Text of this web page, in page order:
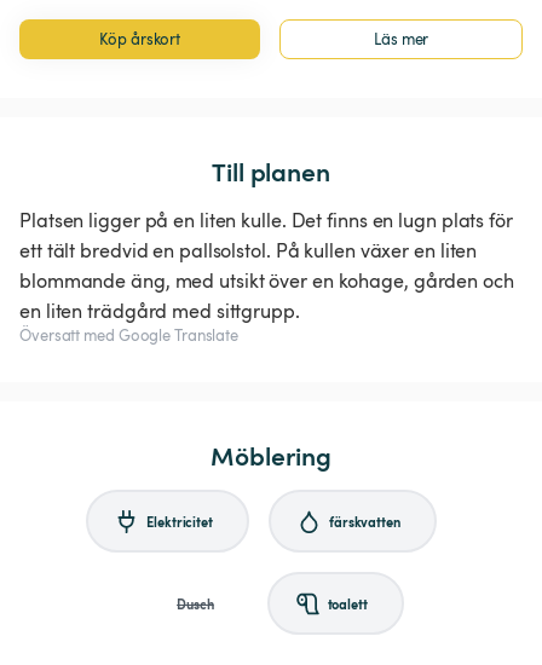
Köp årskort Läs mer
Till planen
Platsen ligger på en liten kulle. Det finns en lugn plats för
ett tält bredvid en pallsolstol. På kullen växer en liten
blommande äng, med utsikt över en kohage, gården och
en liten trädgård med sittgrupp.
Översatt med Google Translate
Möblering
Elektricitet färskvatten
Dusch toalett